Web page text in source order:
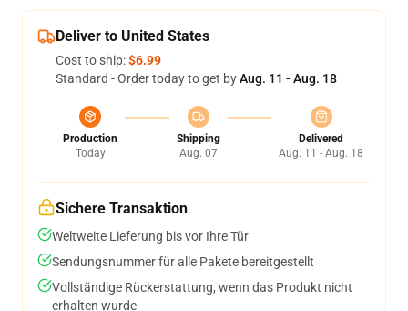
Deliver to United States
Cost to ship:$6.99
Standard - Order today to get byAug. 11 - Aug. 18
Production
Today
Shipping
Aug. 07
Delivered
Aug. 11 - Aug. 18
Sichere Transaktion
Weltweite Lieferung bis vor Ihre Tür
Sendungsnummer für alle Pakete bereitgestellt
Vollständige Rückerstattung, wenn das Produkt nicht
erhalten wurde